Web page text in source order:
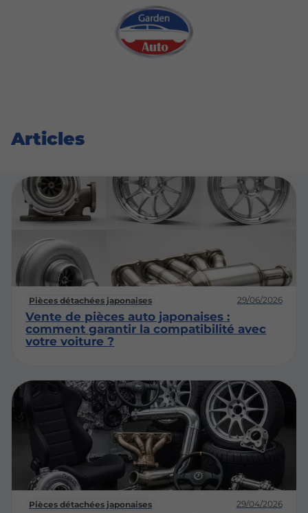
Articles
Pièces détachées japonaises 29/06/2026
Vente de pièces auto japonaises :
comment garantir la compatibilité avec
votre voiture ?
Pièces détachées japonaises 29/04/2026